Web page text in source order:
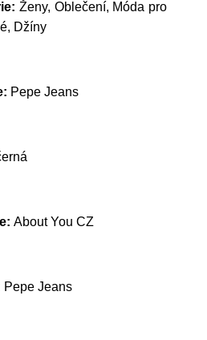
Ženy, Oblečení, Móda pro
Džíny
Pepe Jeans
About You CZ
Pepe Jeans